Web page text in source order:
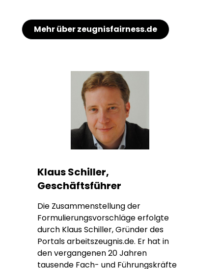
Mehr über zeugnisfairness.de
Klaus Schiller,
Geschäftsführer
Die Zusammenstellung der
Formulierungsvorschläge erfolgte
durch Klaus Schiller, Gründer des
Portals arbeitszeugnis.de. Er hat in
den vergangenen 20 Jahren
tausende Fach- und Führungskräfte